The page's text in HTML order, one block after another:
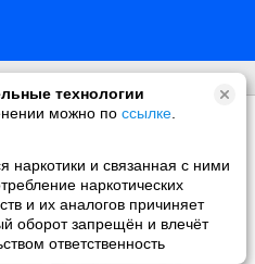
технологии
можно по ссылке
наркотики и связанная с ними
наркотических
и их аналогов причиняет
оборот запрещён и влечёт
ответственность